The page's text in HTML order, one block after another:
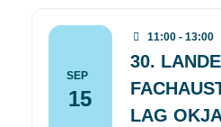
SEP
15
11:00 - 13:00
30.
LAG OKJA